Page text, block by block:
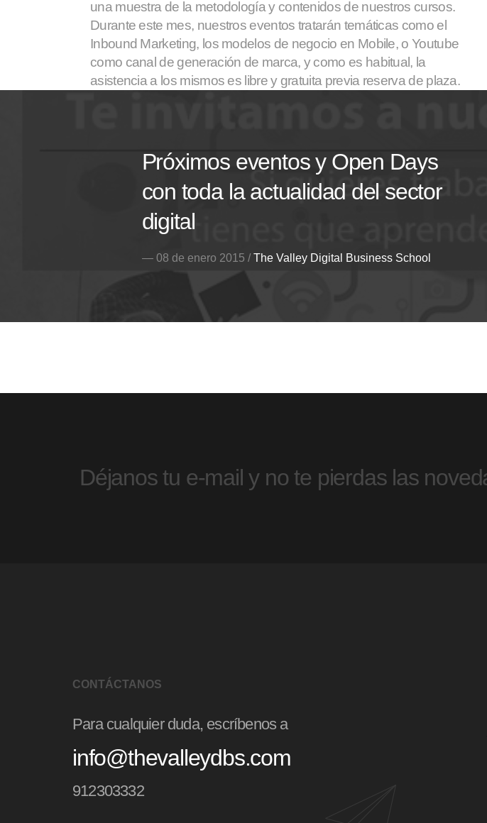
una muestra de la metodología y contenidos de nuestros cursos.
Durante este mes, nuestros eventos tratarán temáticas como el
Inbound Marketing, los modelos de negocio en Mobile, o Youtube
como canal de generación de marca, y como es habitual, la
asistencia a los mismos es libre y gratuita previa reserva de plaza.
Próximos eventos y Open Days
con toda la actualidad del sector
digital
— 08 de enero 2015 /The Valley Digital Business School
CONTÁCTANOS
Para cualquier duda, escríbenos a
info@thevalleydbs.com
912303332